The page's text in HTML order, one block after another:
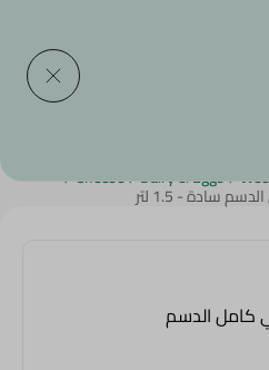
/
Dairy & Eggs
/
Cheese
/
سادة - 1.5 لتر